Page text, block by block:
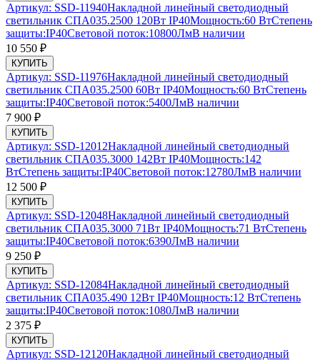
Артикул: SSD-11940Накладной линейный светодиодный
светильник СПА035.2500 120Вт IP40Мощность:60 ВтСтепень
защиты:IP40Световой поток:10800ЛмВ наличии
10 550 ₽
КУПИТЬ
Артикул: SSD-11976Накладной линейный светодиодный
светильник СПА035.2500 60Вт IP40Мощность:60 ВтСтепень
защиты:IP40Световой поток:5400ЛмВ наличии
7 900 ₽
КУПИТЬ
Артикул: SSD-12012Накладной линейный светодиодный
светильник СПА035.3000 142Вт IP40Мощность:142
ВтСтепень защиты:IP40Световой поток:12780ЛмВ наличии
12 500 ₽
КУПИТЬ
Артикул: SSD-12048Накладной линейный светодиодный
светильник СПА035.3000 71Вт IP40Мощность:71 ВтСтепень
защиты:IP40Световой поток:6390ЛмВ наличии
9 250 ₽
КУПИТЬ
Артикул: SSD-12084Накладной линейный светодиодный
светильник СПА035.490 12Вт IP40Мощность:12 ВтСтепень
защиты:IP40Световой поток:1080ЛмВ наличии
2 375 ₽
КУПИТЬ
Артикул: SSD-12120Накладной линейный светодиодный